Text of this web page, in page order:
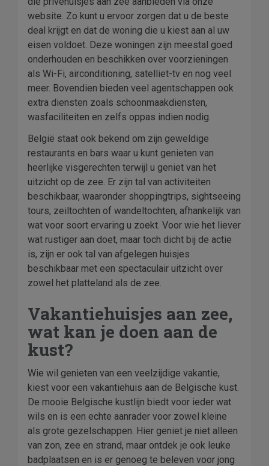
website. Zo kunt u ervoor zorgen dat u de beste
deal krijgt en dat de woning die u kiest aan al uw
eisen voldoet. Deze woningen zijn meestal goed
onderhouden en beschikken over voorzieningen
als Wi-Fi, airconditioning, satelliet-tv en nog veel
meer. Bovendien bieden veel agentschappen ook
extra diensten zoals schoonmaakdiensten,
wasfaciliteiten en zelfs oppas indien nodig.
België staat ook bekend om zijn geweldige
restaurants en bars waar u kunt genieten van
heerlijke visgerechten terwijl u geniet van het
uitzicht op de zee. Er zijn tal van activiteiten
beschikbaar, waaronder shoppingtrips, sightseeing
tours, zeiltochten of wandeltochten, afhankelijk van
wat voor soort ervaring u zoekt. Voor wie het liever
wat rustiger aan doet, maar toch dicht bij de actie
is, zijn er ook tal van afgelegen huisjes
beschikbaar met een spectaculair uitzicht over
zowel het platteland als de zee.
Vakantiehuisjes aan zee,
wat kan je doen aan de
kust?
Wie wil genieten van een veelzijdige vakantie,
kiest voor een vakantiehuis aan de Belgische kust.
De mooie Belgische kustlijn biedt voor ieder wat
wils en is een echte aanrader voor zowel kleine
als grote gezelschappen. Hier geniet je niet alleen
van zon, zee en strand, maar ontdek je ook leuke
badplaatsen en is er genoeg te beleven voor jong